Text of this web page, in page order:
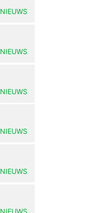
NIEUWS
NIEUWS
NIEUWS
NIEUWS
NIEUWS
NIEUWS